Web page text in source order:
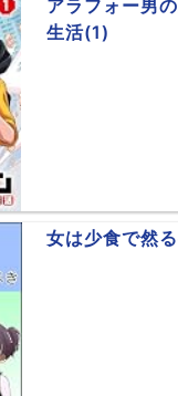
アラフォー男
生活(1)
女は少食で然